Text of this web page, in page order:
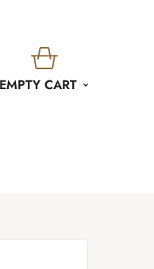
SHOPPING
EMPTY CART